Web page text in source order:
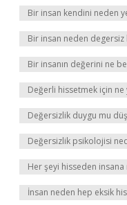
Bir insan kendini neden
Bir insan neden
Bir insanın değerini ne
Değerli hissetmek için ne
Değersizlik duygu mu
Değersizlik psikolojisi
Her şeyi hisseden
İnsan neden hep eksik